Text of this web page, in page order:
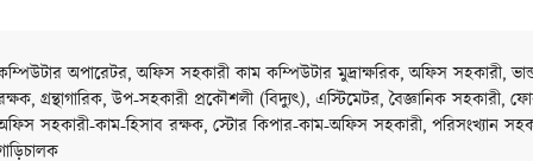
অপারেটর, অফিস সহকারী কাম কম্পিউটার মুদ্রাক্ষরিক, অফিস সহকারী,
গ্রন্থাগারিক, উপ-সহকারী প্রকৌশলী (বিদ্যুৎ), এস্টিমেটর, বৈজ্ঞানিক সহকারী,
সহকারী-কাম-হিসাব রক্ষক, স্টোর কিপার-কাম-অফিস সহকারী, পরিসংখ্যান